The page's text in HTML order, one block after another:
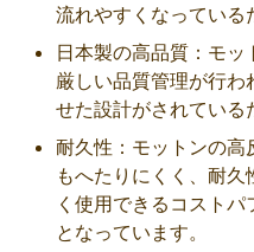
流れやすくなっている
日本製の高品質：モッ
厳しい品質管理が行
せた設計がされている
耐久性：モットンの高
もへたりにくく、耐
く使用できるコスト
となっています。